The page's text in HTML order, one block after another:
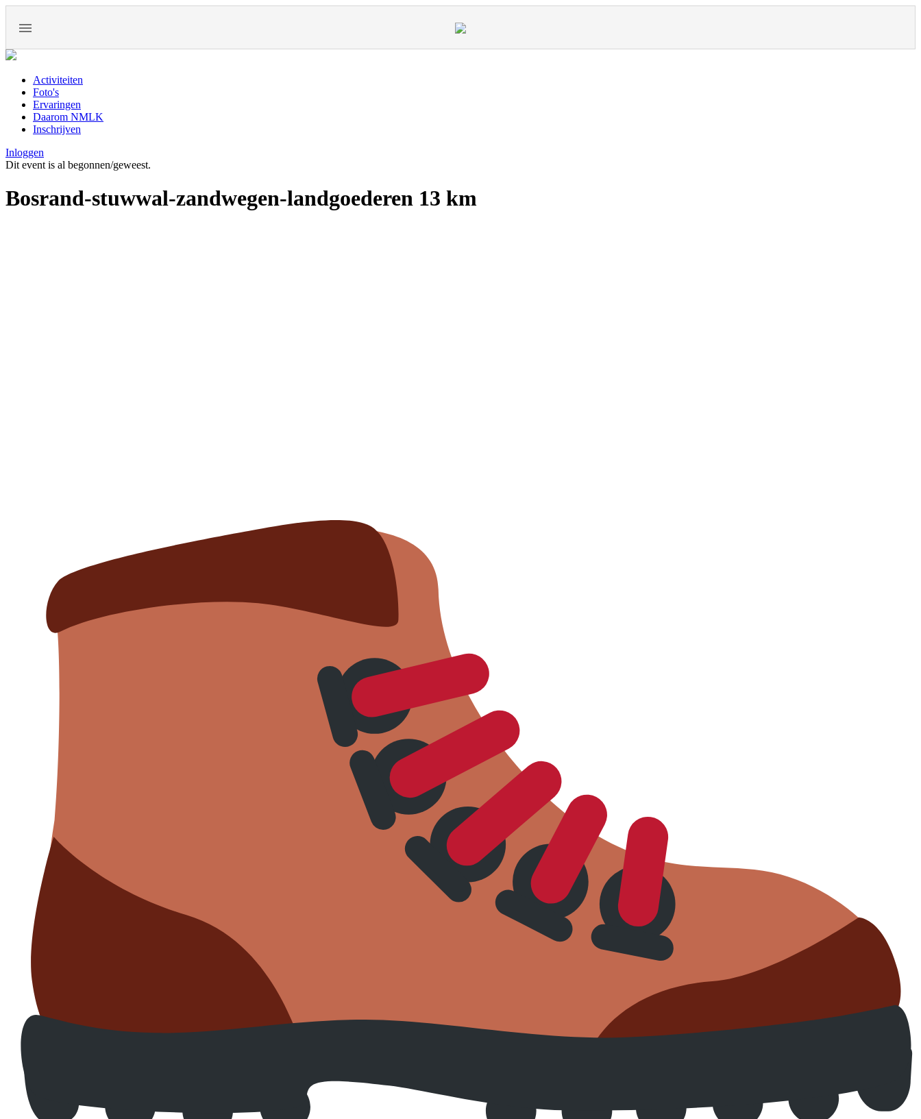
Activiteiten
Foto's
Ervaringen
Daarom NMLK
Inschrijven
Inloggen
Dit event is al begonnen/geweest.
Bosrand-stuwwal-zandwegen-landgoederen 13 km